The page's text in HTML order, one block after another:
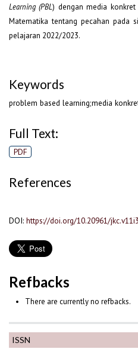
ISSN
Learning (PBL) dengan media
Matematika tentang pecahan pada
pelajaran 2022/2023.
Keywords
problem based learning;media
Full Text:
PDF
References
DOI: https://doi.org/10.20961/
Refbacks
There are currently no refbacks.